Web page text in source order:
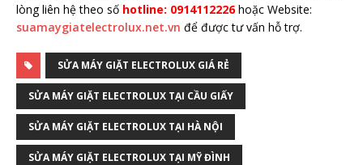
lòng liên hệ theo số hotline: 0914112226hoặc Website:
suamaygiatelectrolux.net.vn để được tư vấn hỗ trợ.
SỬA MÁY GIẶT ELECTROLUX GIÁ RẺ
SỬA MÁY GIẶT ELECTROLUX TẠI CẦU GIẤY
SỬA MÁY GIẶT ELECTROLUX TẠI HÀ NỘI
SỬA MÁY GIẶT ELECTROLUX TẠI MỸ ĐÌNH